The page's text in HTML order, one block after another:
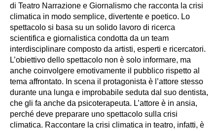
di Teatro Narrazione e Giornalismo che racconta la crisi
climatica in modo semplice, divertente e poetico. Lo
spettacolo si basa su un solido lavoro di ricerca
scientifica e giornalistica condotta da un team
interdisciplinare composto da artisti, esperti e ricercatori.
L’obiettivo dello spettacolo non è solo informare, ma
anche coinvolgere emotivamente il pubblico rispetto al
tema affrontato. In scena il protagonista è l’attore stesso
durante una lunga e improbabile seduta dal suo dentista,
che gli fa anche da psicoterapeuta. L’attore è in ansia,
perché deve preparare uno spettacolo sulla crisi
climatica. Raccontare la crisi climatica in teatro, infatti, è